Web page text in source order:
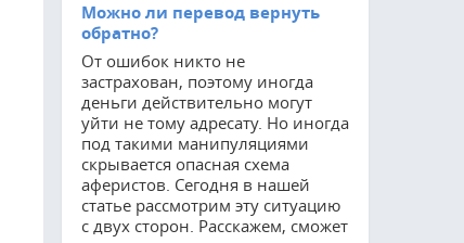
Можно ли перевод вернуть
обратно?
От ошибок никто не
застрахован, поэтому иногда
деньги действительно могут
уйти не тому адресату. Но иногда
под такими манипуляциями
скрывается опасная схема
аферистов. Сегодня в нашей
статье рассмотрим эту ситуацию
с двух сторон. Расскажем, сможет